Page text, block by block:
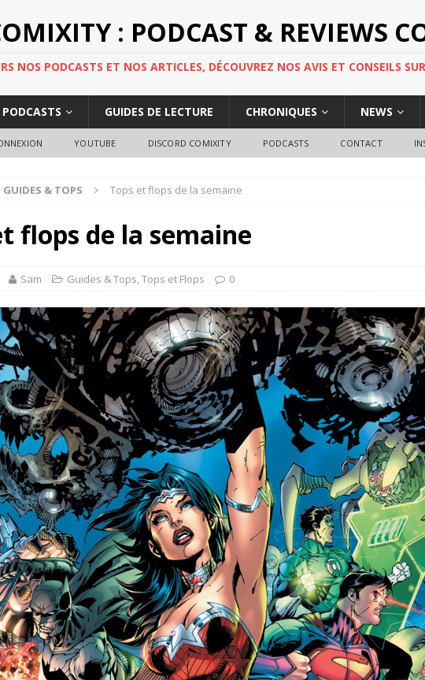
: PODCAST & REVIEWS
NOS PODCASTS ET NOS ARTICLES, DÉCOUVREZ NOS AVIS ET CONSEILS
PODCASTS GUIDES DE LECTURE CHRONIQUES NEWS
YOUTUBE DISCORD COMIXITY PODCASTS CONTACT
GUIDES & TOPS Tops et flops de la semaine
flops de la semaine
Sam Guides & Tops,Tops et Flops 0